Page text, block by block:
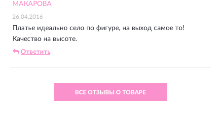
МАКАРОВА
26.04.2016
Платье идеально село по фигуре, на выход самое то!
Качество на высоте.
Ответить
ВСЕ ОТЗЫВЫ О ТОВАРЕ